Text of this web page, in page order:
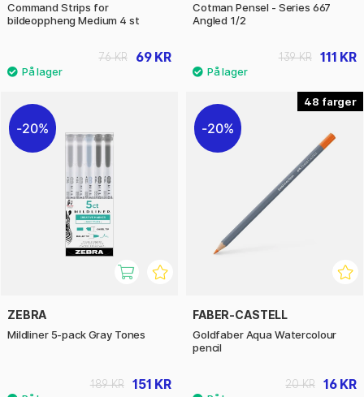
Command Strips for
bildeoppheng Medium 4 st
69 KR
76 KR
Cotman Pensel - Series 667
Angled 1/2
111 KR
139 KR
20%
ZEBRA
Mildliner 5-pack Gray Tones
151 KR
189 KR
48
20%
FABER-CASTELL
Goldfaber Aqua Watercolour
pencil
16 KR
20 KR